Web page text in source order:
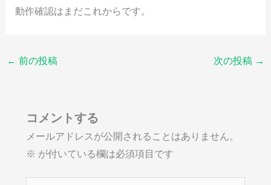
動作確認はまだこれからです。
← 前の投稿 次の投稿 →
コメントする
メールアドレスが公開されることはありません。
※ が付いている欄は必須項目です